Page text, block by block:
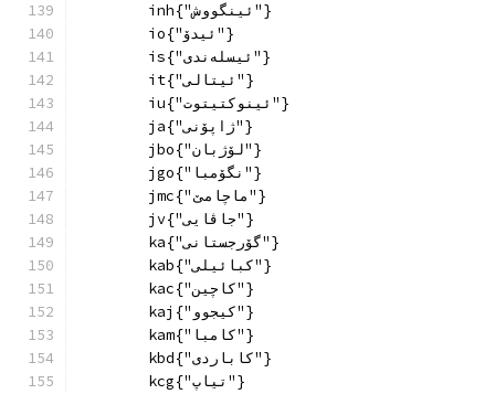
        inh{"ئینگووش"}
        io{"ئیدۆ"}
        is{"ئیسلەندی"}
        it{"ئیتالی"}
        iu{"ئینوکتیتوت"}
        ja{"ژاپۆنی"}
        jbo{"لۆژبان"}
        jgo{"نگۆمبا"}
        jmc{"ماچامێ"}
        jv{"جاڤایی"}
        ka{"گۆرجستانی"}
        kab{"کبائیلی"}
        kac{"کاچین"}
        kaj{"کیجوو"}
        kam{"کامبا"}
        kbd{"کاباردی"}
        kcg{"تیاپ"}